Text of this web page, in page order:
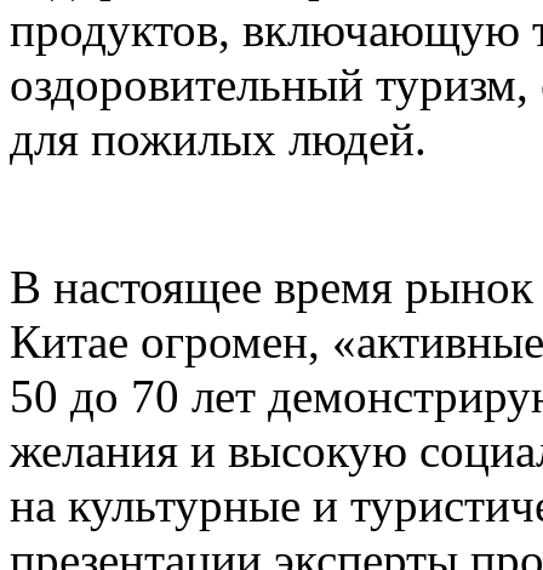
продуктов, включающую
оздоровительный
для пожилых людей.
В настоящее время
Китае огромен,
50 до 70 лет
желания и высокую
на культурные и
презентации эксперты